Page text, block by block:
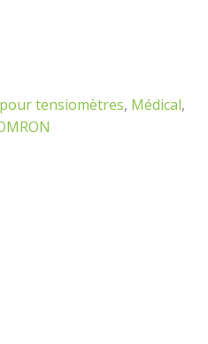
tensiomètres, Médical,